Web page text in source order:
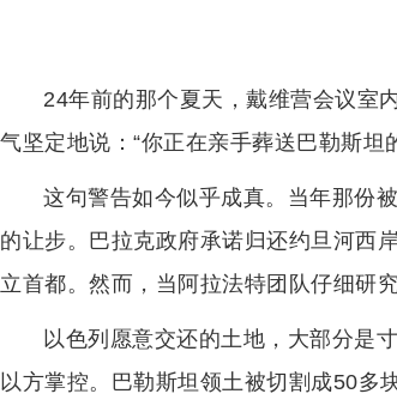
24年前的那个夏天，戴维营会议室
气坚定地说：“你正在亲手葬送巴勒斯坦
这句警告如今似乎成真。当年那份
的让步。巴拉克政府承诺归还约旦河西
立首都。然而，当阿拉法特团队仔细研
以色列愿意交还的土地，大部分是
以方掌控。巴勒斯坦领土被切割成50多